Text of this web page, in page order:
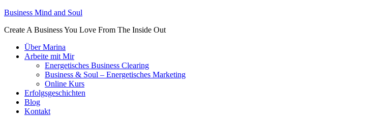
Business Mind and Soul
Create A Business You Love From The Inside Out
Über Marina
Arbeite mit Mir
Energetisches Business Clearing
Business & Soul – Energetisches Marketing
Online Kurs
Erfolgsgeschichten
Blog
Kontakt